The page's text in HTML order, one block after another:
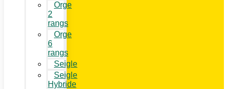
Orge
2
rangs
Orge
6
rangs
Seigle
Seigle
Hybride